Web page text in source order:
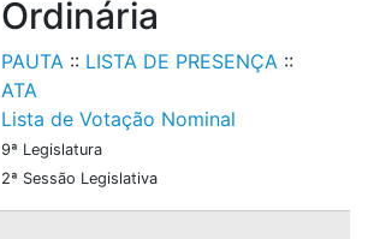
Ordinária
PAUTA:: LISTA DE PRESENÇA::
ATA
Lista de Votação Nominal
9ª Legislatura
2ª Sessão Legislativa